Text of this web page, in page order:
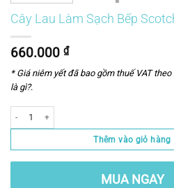
Cây Lau Làm Sạch Bếp
660.000 ₫
* Giá niêm yết đã bao gồm thuế VAT
là gì?.
Thêm vào giỏ hàng
MUA NGAY